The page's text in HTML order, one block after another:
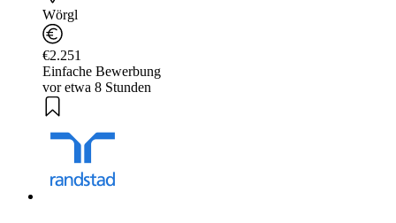
Wörgl
€2.251
Einfache Bewerbung
vor etwa 8 Stunden